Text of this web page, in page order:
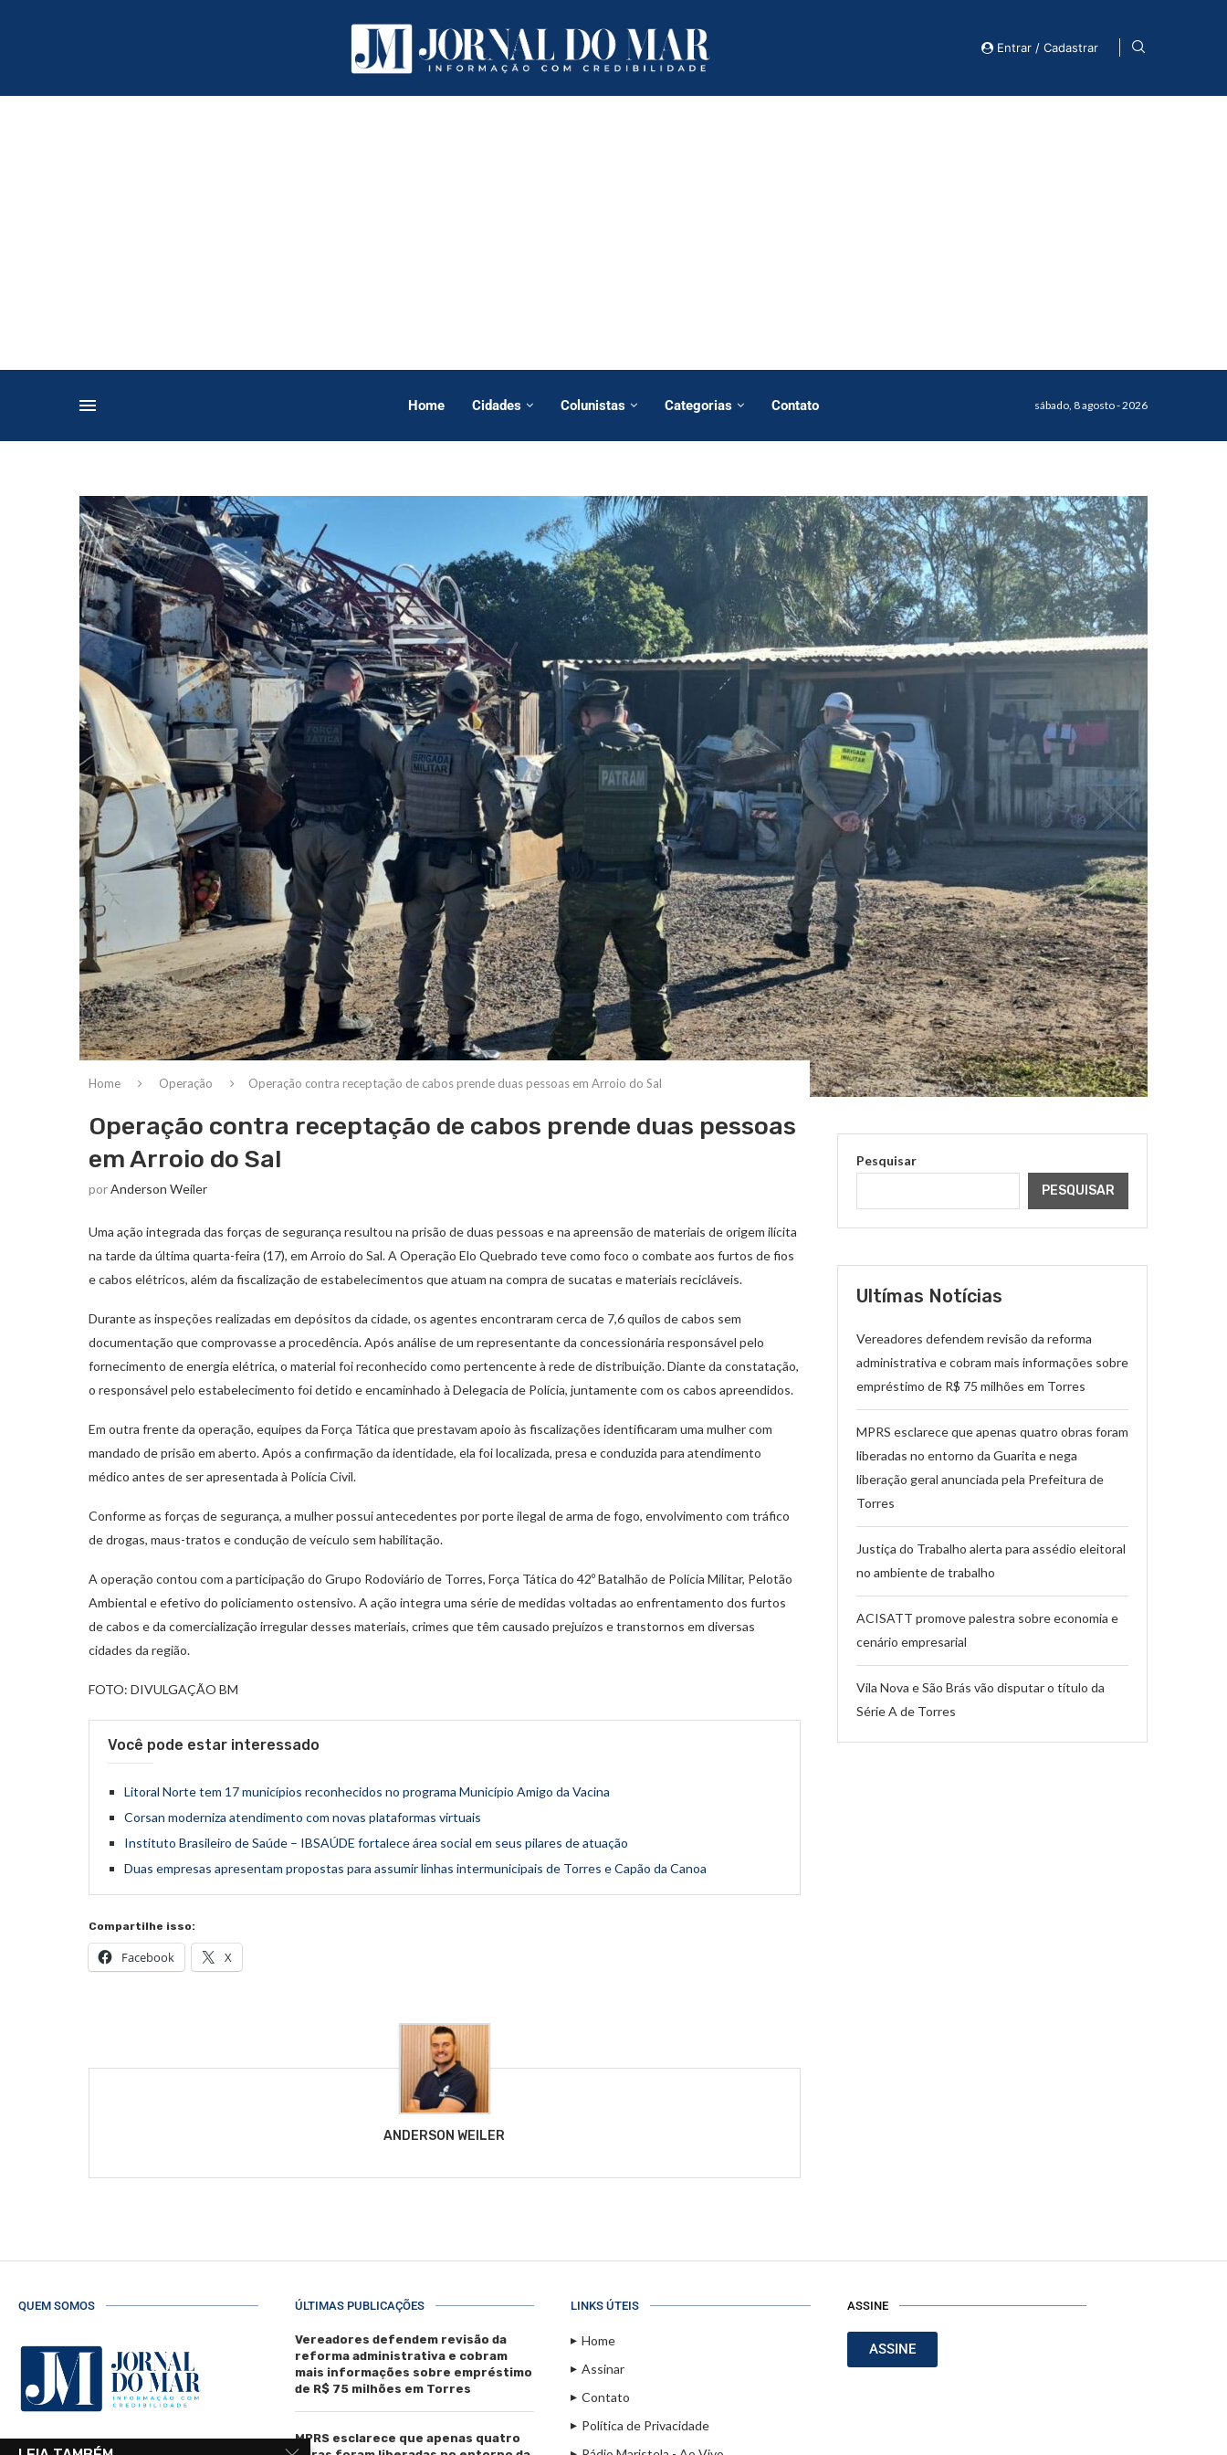
Entrar / Cadastrar
Home Cidades Colunistas Categorias Contato sábado, 8 agosto - 2026
Home Operação Operação contra receptação de cabos prende duas pessoas em Arroio do Sal
Operação contra receptação de cabos prende duas pessoas
em Arroio do Sal
porAnderson Weiler
Uma ação integrada das forças de segurança resultou na prisão de duas pessoas e na apreensão de materiais de origem ilícita
na tarde da última quarta-feira (17), em Arroio do Sal. A Operação Elo Quebrado teve como foco o combate aos furtos de fios
e cabos elétricos, além da fiscalização de estabelecimentos que atuam na compra de sucatas e materiais recicláveis.
Durante as inspeções realizadas em depósitos da cidade, os agentes encontraram cerca de 7,6 quilos de cabos sem
documentação que comprovasse a procedência. Após análise de um representante da concessionária responsável pelo
fornecimento de energia elétrica, o material foi reconhecido como pertencente à rede de distribuição. Diante da constatação,
o responsável pelo estabelecimento foi detido e encaminhado à Delegacia de Polícia, juntamente com os cabos apreendidos.
Em outra frente da operação, equipes da Força Tática que prestavam apoio às fiscalizações identificaram uma mulher com
mandado de prisão em aberto. Após a confirmação da identidade, ela foi localizada, presa e conduzida para atendimento
médico antes de ser apresentada à Polícia Civil.
Conforme as forças de segurança, a mulher possui antecedentes por porte ilegal de arma de fogo, envolvimento com tráfico
de drogas, maus-tratos e condução de veículo sem habilitação.
A operação contou com a participação do Grupo Rodoviário de Torres, Força Tática do 42º Batalhão de Polícia Militar, Pelotão
Ambiental e efetivo do policiamento ostensivo. A ação integra uma série de medidas voltadas ao enfrentamento dos furtos
de cabos e da comercialização irregular desses materiais, crimes que têm causado prejuízos e transtornos em diversas
cidades da região.
FOTO: DIVULGAÇÃO BM
Você pode estar interessado
Litoral Norte tem 17 municípios reconhecidos no programa Município Amigo da Vacina
Corsan moderniza atendimento com novas plataformas virtuais
Instituto Brasileiro de Saúde – IBSAÚDE fortalece área social em seus pilares de atuação
Duas empresas apresentam propostas para assumir linhas intermunicipais de Torres e Capão da Canoa
Compartilhe isso:
Facebook X
ANDERSON WEILER
Pesquisar
PESQUISAR
Ultímas Notícias
Vereadores defendem revisão da reforma
administrativa e cobram mais informações sobre
empréstimo de R$ 75 milhões em Torres
MPRS esclarece que apenas quatro obras foram
liberadas no entorno da Guarita e nega
liberação geral anunciada pela Prefeitura de
Torres
Justiça do Trabalho alerta para assédio eleitoral
no ambiente de trabalho
ACISATT promove palestra sobre economia e
cenário empresarial
Vila Nova e São Brás vão disputar o título da
Série A de Torres
QUEM SOMOS
R. Manoel de Matos Pereira, 40 -
ÚLTIMAS PUBLICAÇÕES
Vereadores defendem revisão da
reforma administrativa e cobram
mais informações sobre empréstimo
de R$ 75 milhões em Torres
MPRS esclarece que apenas quatro
LINKS ÚTEIS
Home
Assinar
Contato
Política de Privacidade
ASSINE
ASSINE